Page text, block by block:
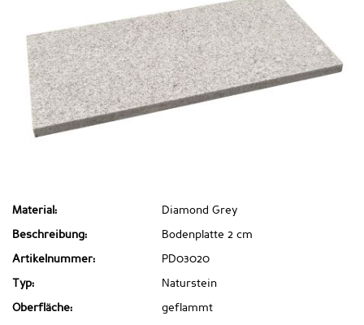
Material: Diamond Grey
Beschreibung: Bodenplatte 2 cm
Artikelnummer: PD03020
Typ: Naturstein
Oberfläche: geflammt